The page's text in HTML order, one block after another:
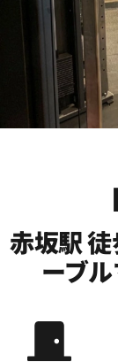
赤坂駅
ーブ